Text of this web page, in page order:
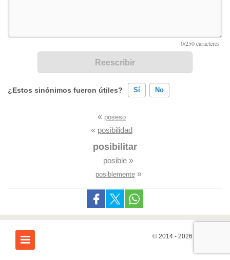
¿Estos sinónimos fueron útiles? Sí No
Existen sinónimos incorrectos
Ninguno de los sinónimos presentados me ayudó
« poseso
« posibilidad
posibilitar
posible »
posiblemente»
© 2014 - 2026